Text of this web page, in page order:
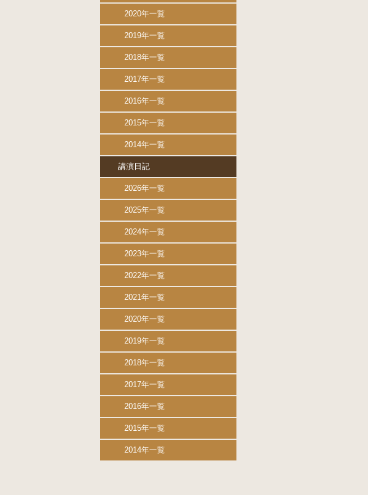
2020年一覧
2019年一覧
2018年一覧
2017年一覧
2016年一覧
2015年一覧
2014年一覧
講演日記
2026年一覧
2025年一覧
2024年一覧
2023年一覧
2022年一覧
2021年一覧
2020年一覧
2019年一覧
2018年一覧
2017年一覧
2016年一覧
2015年一覧
2014年一覧